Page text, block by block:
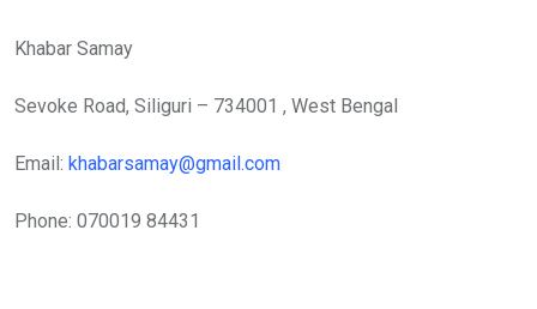
Khabar Samay
Sevoke Road, Siliguri – 734001 , West Bengal
Email: khabarsamay@gmail.com
Phone: 070019 84431